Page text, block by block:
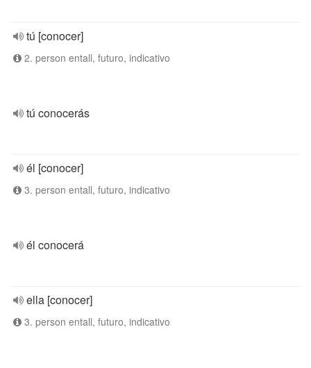
tú [conocer]
2. person entall, futuro, indicativo
tú conocerás
él [conocer]
3. person entall, futuro, indicativo
él conocerá
ella [conocer]
3. person entall, futuro, indicativo